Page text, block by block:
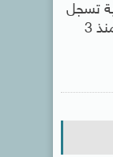
تسجل
فى يوليو أعلى مستوى منذ 3